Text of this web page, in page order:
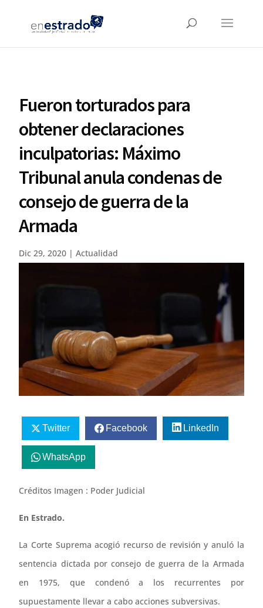
Fueron torturados para
obtener declaraciones
inculpatorias: Máximo
Tribunal anula condenas de
consejo de guerra de la
Armada
Dic 29, 2020 |Actualidad
Twitter Facebook LinkedIn
WhatsApp
Créditos Imagen : Poder Judicial
En Estrado.
La Corte Suprema acogió recurso de revisión y anuló la
sentencia dictada por consejo de guerra de la Armada
en 1975, que condenó a los recurrentes por
supuestamente llevar a cabo acciones subversivas.